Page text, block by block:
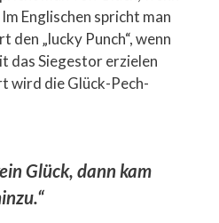
Englischen spricht man
den „lucky Punch“, wenn
das Siegestor erzielen
wird die Glück-Pech-
Glück, dann kam